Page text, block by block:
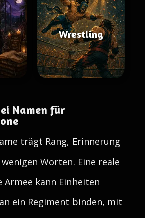
Wrestling
Namen für
trägt Rang, Erinnerung
Worten. Eine reale
kann Einheiten
ein Regiment binden, mit